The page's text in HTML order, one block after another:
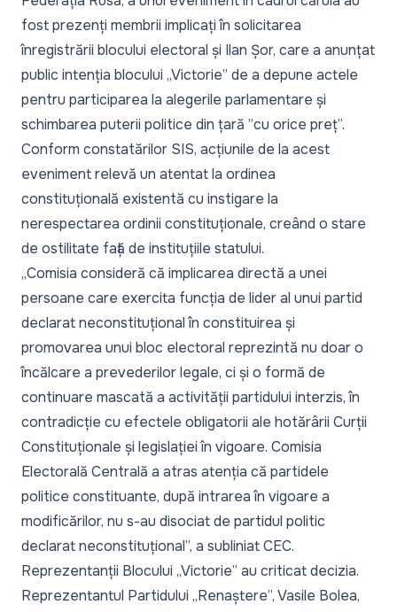
fost prezenți membrii implicați în solicitarea
înregistrării blocului electoral și Ilan Șor, care a anunțat
public intenția blocului „Victorie” de a depune actele
pentru participarea la alegerile parlamentare și
schimbarea puterii politice din țară ”cu orice preț”.
Conform constatărilor SIS, acțiunile de la acest
eveniment relevă un atentat la ordinea
constituțională existentă cu instigare la
nerespectarea ordinii constituționale, creând o stare
de ostilitate față de instituțiile statului.
„Comisia consideră că implicarea directă a unei
persoane care exercita funcția de lider al unui partid
declarat neconstituțional în constituirea și
promovarea unui bloc electoral reprezintă nu doar o
încălcare a prevederilor legale, ci și o formă de
continuare mascată a activității partidului interzis, în
contradicție cu efectele obligatorii ale hotărârii Curții
Constituționale și legislației în vigoare. Comisia
Electorală Centrală a atras atenția că partidele
politice constituante, după intrarea în vigoare a
modificărilor, nu s-au disociat de partidul politic
declarat neconstituțional”, a subliniat CEC.
Reprezentanții Blocului „Victorie” au criticat decizia.
Reprezentantul Partidului „Renaștere”, Vasile Bolea,